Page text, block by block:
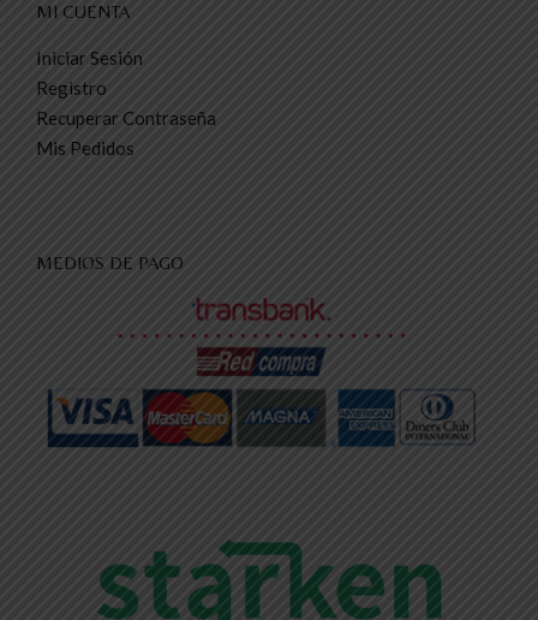
MI CUENTA
Iniciar Sesión
Registro
Recuperar Contraseña
Mis Pedidos
MEDIOS DE PAGO